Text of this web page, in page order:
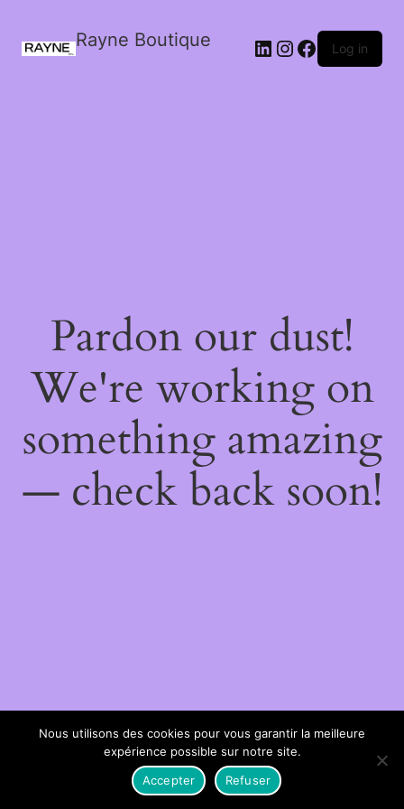
Rayne Boutique Log in
Pardon our dust!
We're working on
something amazing
— check back soon!
Nous utilisons des cookies pour vous garantir la meilleure
expérience possible sur notre site.
Accepter
Refuser